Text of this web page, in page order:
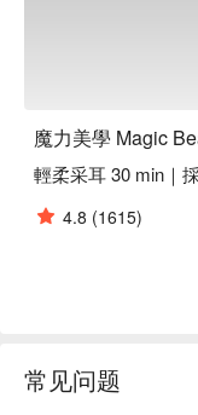
魔力美學 Magic
輕柔采耳 30 min｜
4.8 (1615)
常见问题